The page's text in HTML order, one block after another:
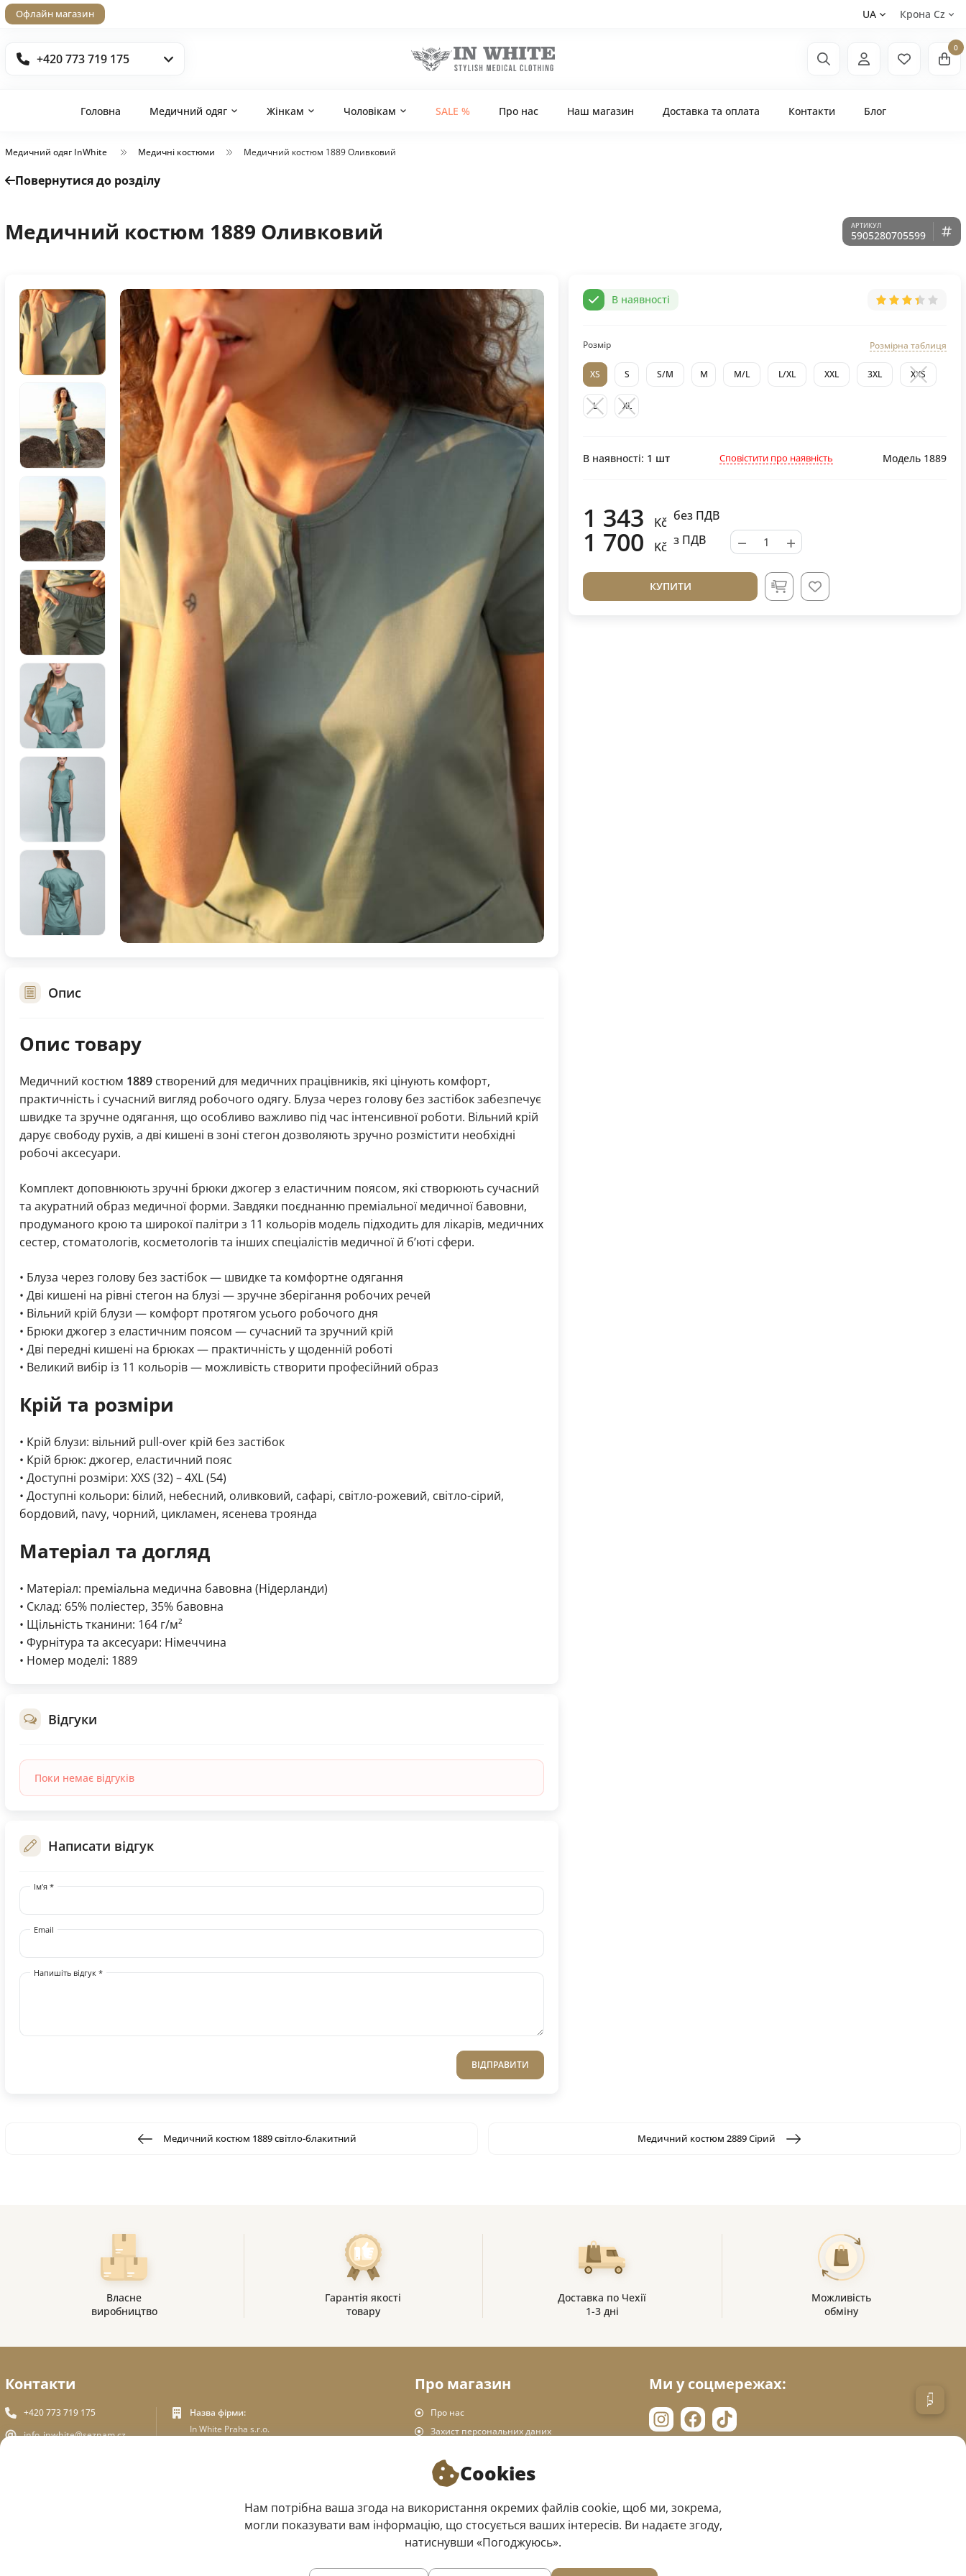
Офлайн магазин UA Крона Сz
+420 773 719 175
0
Головна Медичний одяг Жінкам Чоловікам SALE % Про нас Наш магазин Доставка та оплата Контакти Блог
Медичний одяг InWhite Медичні костюми Медичний костюм 1889 Оливковий
Повернутися до розділу
Медичний костюм 1889 Оливковий 5905280705599
В наявності
Розмір Розмірна таблиця
XS S S/M M M/L L/XL XXL 3XL XXS
L XL
В наявності: 1 шт Сповістити про наявність Модель 1889
1 343 Kč без ПДВ
1 700 Kč з ПДВ − +
КУПИТИ
Опис
Опис товару
Медичний костюм 1889 створений для медичних працівників, які цінують комфорт,
практичність і сучасний вигляд робочого одягу. Блуза через голову без застібок забезпечує
швидке та зручне одягання, що особливо важливо під час інтенсивної роботи. Вільний крій
дарує свободу рухів, а дві кишені в зоні стегон дозволяють зручно розмістити необхідні
робочі аксесуари.
Комплект доповнюють зручні брюки джогер з еластичним поясом, які створюють сучасний
та акуратний образ медичної форми. Завдяки поєднанню преміальної медичної бавовни,
продуманого крою та широкої палітри з 11 кольорів модель підходить для лікарів, медичних
сестер, стоматологів, косметологів та інших спеціалістів медичної й б’юті сфери.
• Блуза через голову без застібок — швидке та комфортне одягання
• Дві кишені на рівні стегон на блузі — зручне зберігання робочих речей
• Вільний крій блузи — комфорт протягом усього робочого дня
• Брюки джогер з еластичним поясом — сучасний та зручний крій
• Дві передні кишені на брюках — практичність у щоденній роботі
• Великий вибір із 11 кольорів — можливість створити професійний образ
Крій та розміри
• Крій блузи: вільний pull-over крій без застібок
• Крій брюк: джогер, еластичний пояс
• Доступні розміри: XXS (32) – 4XL (54)
• Доступні кольори: білий, небесний, оливковий, сафарі, світло-рожевий, світло-сірий,
бордовий, navy, чорний, цикламен, ясенева троянда
Матеріал та догляд
• Матеріал: преміальна медична бавовна (Нідерланди)
• Склад: 65% поліестер, 35% бавовна
• Щільність тканини: 164 г/м²
• Фурнітура та аксесуари: Німеччина
• Номер моделі: 1889
Відгуки
Поки немає відгуків
Написати відгук
Ім'я *
Email
Напишіть відгук *
ВІДПРАВИТИ
Медичний костюм 1889 світло-блакитний Медичний костюм 2889 Сірий
Власне
виробництво
Гарантія якості
товару
Доставка по Чехії
1-3 дні
Можливість
обміну
Контакти
+420 773 719 175
info_inwhite@seznam.cz
Назва фірми:
In White Praha s.r.o.
ICO - 180 01 581
DIC: CZ18001581
Про магазин
Про нас
Захист персональних даних
Доставка та оплата
Повернення товару
Офлайн магазин
Ми у соцмережах:
Cookies
Нам потрібна ваша згода на використання окремих файлів cookie, щоб ми, зокрема,
могли показувати вам інформацію, що стосується ваших інтересів. Ви надаєте згоду,
натиснувши «Погоджуюсь».